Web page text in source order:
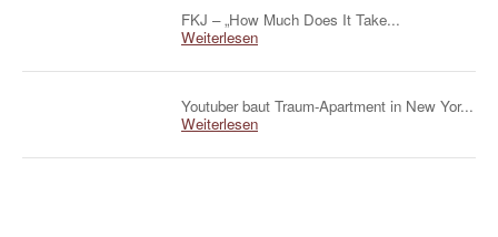
FKJ – „How Much Does It Take...
Weiterlesen
Youtuber baut Traum-Apartment in New Yor...
Weiterlesen